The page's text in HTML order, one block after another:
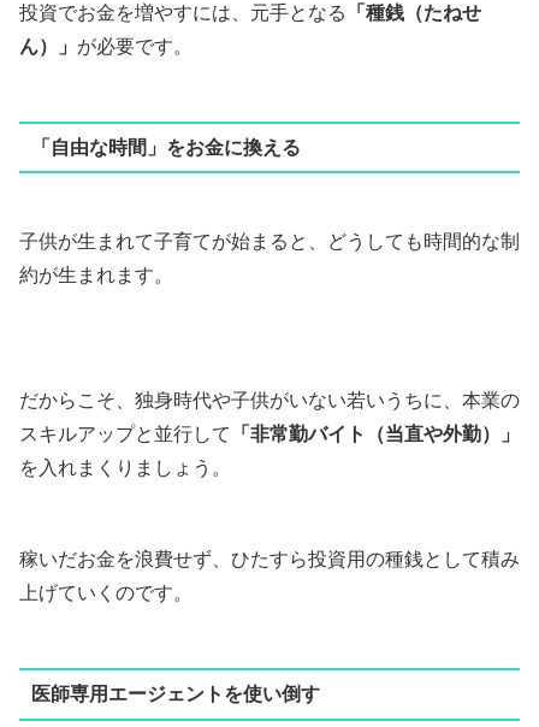
投資でお金を増やすには、元手となる
「種銭（たねせ
ん）」 が必要です。
「自由な時間」をお金に換える
子供が生まれて子育てが始まると、どうしても時間的な制
約が生まれます。
だからこそ、独身時代や子供がいない若いうちに、本業の
スキルアップと並行して
「非常勤バイト（当直や外勤）」
を入れまくりましょう。
稼いだお金を浪費せず、ひたすら投資用の種銭として積み
上げていくのです。
医師専用エージェントを使い倒す